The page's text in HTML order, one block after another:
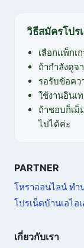
ทู
วิธีสมัครโปร
เลือกแพ็กเ
ถ้ากำลังดูจ
รอรับข้อค
ใช้งานอินเ
ถ้าชอบก็เม็
ไปได้ค่ะ
PARTNER
โหราออนไลน์ ทำ
โปรเน็ตบ้านเอไอ
เกี่ยวกับเรา